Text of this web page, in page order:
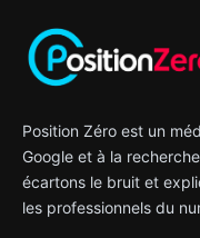
Position Zéro est un
Google et à la
écartons le bruit et
les professionnels du